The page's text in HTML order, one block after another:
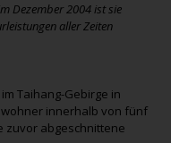
Dezember 2004 ist sie
aller Zeiten
Taihang-Gebirge in
innerhalb von fünf
zuvor abgeschnittene